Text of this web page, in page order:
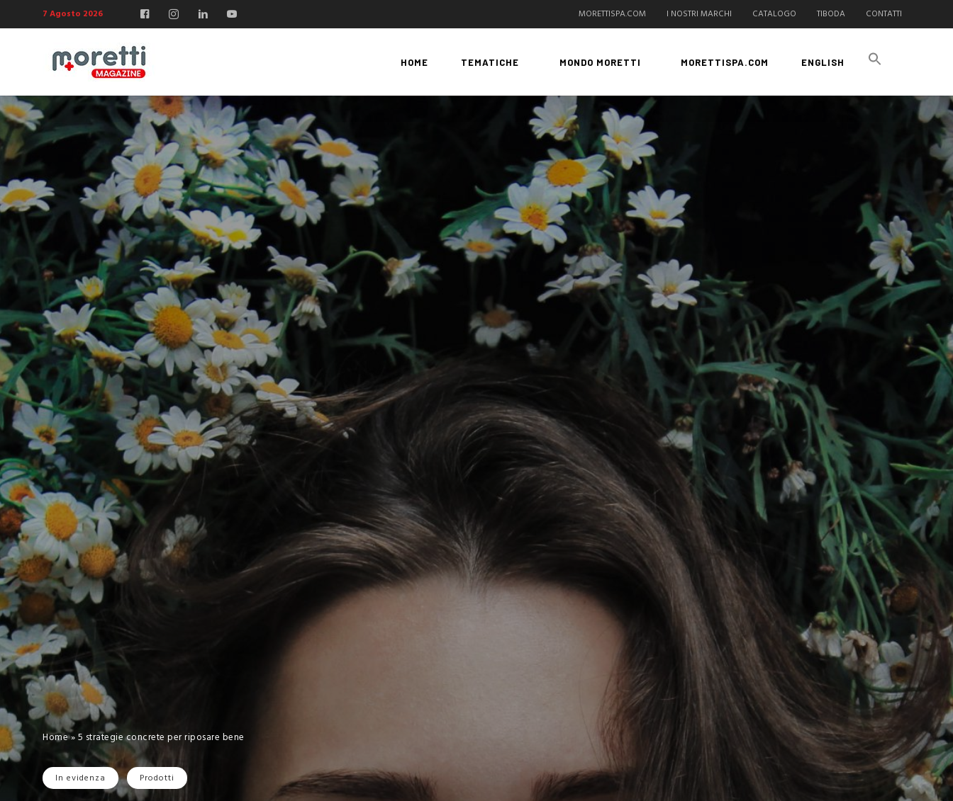
7 Agosto 2026 MORETTISPA.COM I NOSTRI MARCHI CATALOGO TIBODA CONTATTI
HOME TEMATICHE MONDO MORETTI MORETTISPA.COM ENGLISH
Home»5 strategie concrete per riposare bene
In evidenza Prodotti